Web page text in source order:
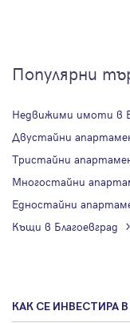
Популярни
Недвижими имоти в
Двустайни
Тристайни
Многостайни
Едностайни
Къщи в Благоевград
КАК СЕ ИНВЕСТИРА